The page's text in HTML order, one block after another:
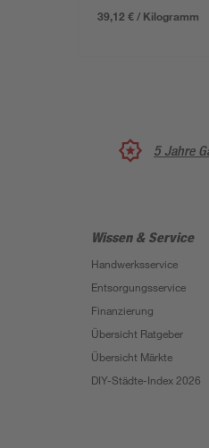
39,12 € / Kilogramm
5 Jahre
Wissen & Service
Handwerksservice
Entsorgungsservice
Finanzierung
Übersicht Ratgeber
Übersicht Märkte
DIY-Städte-Index 2026